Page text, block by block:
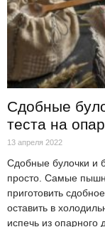
Сдобные
теста на
13 апреля 2022
Сдобные булочки и
просто. Самые
приготовить
оставить в
испечь из опарного